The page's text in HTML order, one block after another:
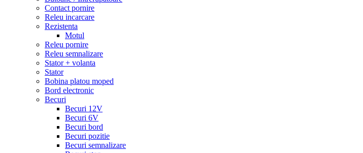
Contact pornire
Releu incarcare
Rezistenta
Motul
Releu pornire
Releu semnalizare
Stator + volanta
Stator
Bobina platou moped
Bord electronic
Becuri
Becuri 12V
Becuri 6V
Becuri bord
Becuri pozitie
Becuri semnalizare